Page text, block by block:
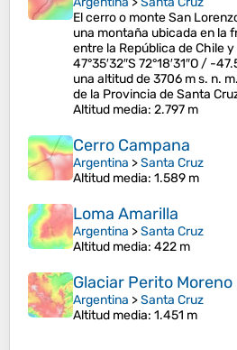
El cerro o monte San
una montaña ubicada en la
entre la República de Chile
47°35′32″S 72°18′31″O / -
una altitud de 3706 m s. n.
de la Provincia de Santa
Altitud media: 2.797 m
Cerro Campana
Argentina >Santa Cruz
Altitud media: 1.589 m
Loma Amarilla
Argentina >Santa Cruz
Altitud media: 422 m
Glaciar Perito Moreno
Argentina >Santa Cruz
Altitud media: 1.451 m